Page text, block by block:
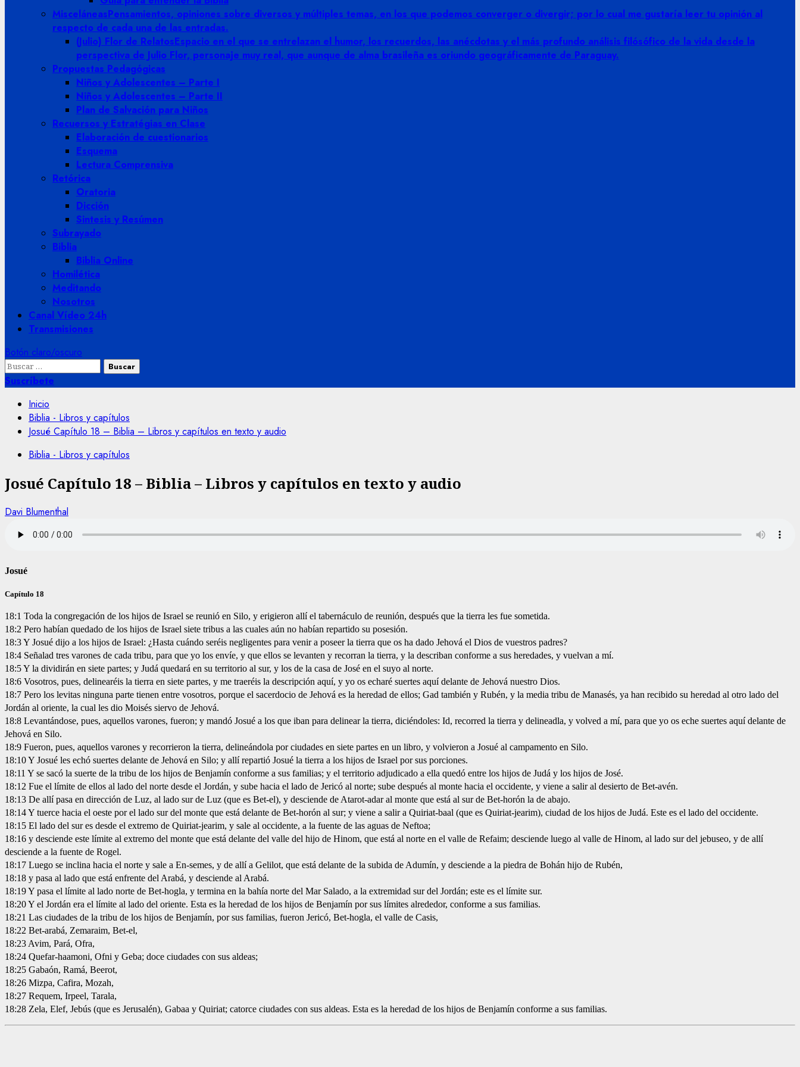
MisceláneasPensamientos, opiniones sobre diversos y múltiples temas, en los que podemos converger o divergir; por lo cual me gustaría leer tu opinión al
respecto de cada una de las entradas.
(Julio) Flor de RelatosEspacio en el que se entrelazan el humor, los recuerdos, las anécdotas y el más profundo análisis filósófico de la vida desde la
perspectiva de Julio Flor, personaje muy real, que aunque de alma brasileña es oriundo geográficamente de Paraguay.
Propuestas Pedagógicas
Niños y Adolescentes – Parte I
Niños y Adolescentes – Parte II
Plan de Salvación para Niños
Recuersos y Estratégias en Clase
Elaboración de cuestionarios
Esquema
Lectura Comprensiva
Retórica
Oratoria
Dicción
Sintesis y Resúmen
Subrayado
Biblia
Biblia Online
Homilética
Meditando
Nosotros
Canal Vídeo 24h
Transmisiones
Botón claro/oscuro
Buscar:
Suscríbete
Inicio
Biblia - Libros y capítulos
Josué Capítulo 18 – Biblia – Libros y capítulos en texto y audio
Biblia - Libros y capítulos
Josué Capítulo 18 – Biblia – Libros y capítulos en texto y audio
Davi Blumenthal
Josué
Capítulo 18
18:1 Toda la congregación de los hijos de Israel se reunió en Silo, y erigieron allí el tabernáculo de reunión, después que la tierra les fue sometida.
18:2 Pero habían quedado de los hijos de Israel siete tribus a las cuales aún no habían repartido su posesión.
18:3 Y Josué dijo a los hijos de Israel: ¿Hasta cuándo seréis negligentes para venir a poseer la tierra que os ha dado Jehová el Dios de vuestros padres?
18:4 Señalad tres varones de cada tribu, para que yo los envíe, y que ellos se levanten y recorran la tierra, y la describan conforme a sus heredades, y vuelvan a mí.
18:5 Y la dividirán en siete partes; y Judá quedará en su territorio al sur, y los de la casa de José en el suyo al norte.
18:6 Vosotros, pues, delinearéis la tierra en siete partes, y me traeréis la descripción aquí, y yo os echaré suertes aquí delante de Jehová nuestro Dios.
18:7 Pero los levitas ninguna parte tienen entre vosotros, porque el sacerdocio de Jehová es la heredad de ellos; Gad también y Rubén, y la media tribu de Manasés, ya han recibido su heredad al otro lado del
Jordán al oriente, la cual les dio Moisés siervo de Jehová.
18:8 Levantándose, pues, aquellos varones, fueron; y mandó Josué a los que iban para delinear la tierra, diciéndoles: Id, recorred la tierra y delineadla, y volved a mí, para que yo os eche suertes aquí delante de
Jehová en Silo.
18:9 Fueron, pues, aquellos varones y recorrieron la tierra, delineándola por ciudades en siete partes en un libro, y volvieron a Josué al campamento en Silo.
18:10 Y Josué les echó suertes delante de Jehová en Silo; y allí repartió Josué la tierra a los hijos de Israel por sus porciones.
18:11 Y se sacó la suerte de la tribu de los hijos de Benjamín conforme a sus familias; y el territorio adjudicado a ella quedó entre los hijos de Judá y los hijos de José.
18:12 Fue el límite de ellos al lado del norte desde el Jordán, y sube hacia el lado de Jericó al norte; sube después al monte hacia el occidente, y viene a salir al desierto de Bet-avén.
18:13 De allí pasa en dirección de Luz, al lado sur de Luz (que es Bet-el), y desciende de Atarot-adar al monte que está al sur de Bet-horón la de abajo.
18:14 Y tuerce hacia el oeste por el lado sur del monte que está delante de Bet-horón al sur; y viene a salir a Quiriat-baal (que es Quiriat-jearim), ciudad de los hijos de Judá. Este es el lado del occidente.
18:15 El lado del sur es desde el extremo de Quiriat-jearim, y sale al occidente, a la fuente de las aguas de Neftoa;
18:16 y desciende este límite al extremo del monte que está delante del valle del hijo de Hinom, que está al norte en el valle de Refaim; desciende luego al valle de Hinom, al lado sur del jebuseo, y de allí
desciende a la fuente de Rogel.
18:17 Luego se inclina hacia el norte y sale a En-semes, y de allí a Gelilot, que está delante de la subida de Adumín, y desciende a la piedra de Bohán hijo de Rubén,
18:18 y pasa al lado que está enfrente del Arabá, y desciende al Arabá.
18:19 Y pasa el límite al lado norte de Bet-hogla, y termina en la bahía norte del Mar Salado, a la extremidad sur del Jordán; este es el límite sur.
18:20 Y el Jordán era el límite al lado del oriente. Esta es la heredad de los hijos de Benjamín por sus límites alrededor, conforme a sus familias.
18:21 Las ciudades de la tribu de los hijos de Benjamín, por sus familias, fueron Jericó, Bet-hogla, el valle de Casis,
18:22 Bet-arabá, Zemaraim, Bet-el,
18:23 Avim, Pará, Ofra,
18:24 Quefar-haamoni, Ofni y Geba; doce ciudades con sus aldeas;
18:25 Gabaón, Ramá, Beerot,
18:26 Mizpa, Cafira, Mozah,
18:27 Requem, Irpeel, Tarala,
18:28 Zela, Elef, Jebús (que es Jerusalén), Gabaa y Quiriat; catorce ciudades con sus aldeas. Esta es la heredad de los hijos de Benjamín conforme a sus familias.